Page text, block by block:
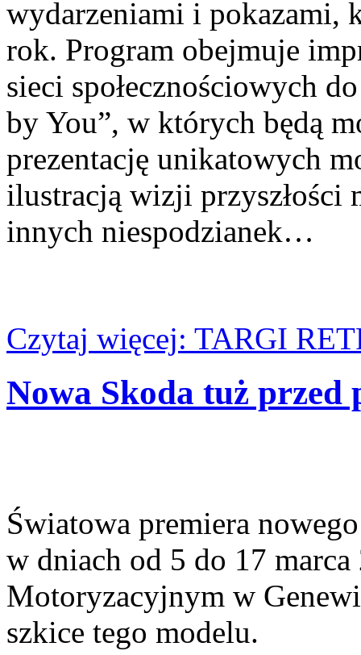
wydarzeniami i pokazami,
rok. Program obejmuje
sieci społecznościowych
by You”, w których będą
prezentację unikatowych
ilustracją wizji
innych niespodzianek…
Czytaj więcej: TARGI
Nowa Skoda tuż przed
Światowa premiera
w dniach od 5 do 17
Motoryzacyjnym w
szkice tego modelu.